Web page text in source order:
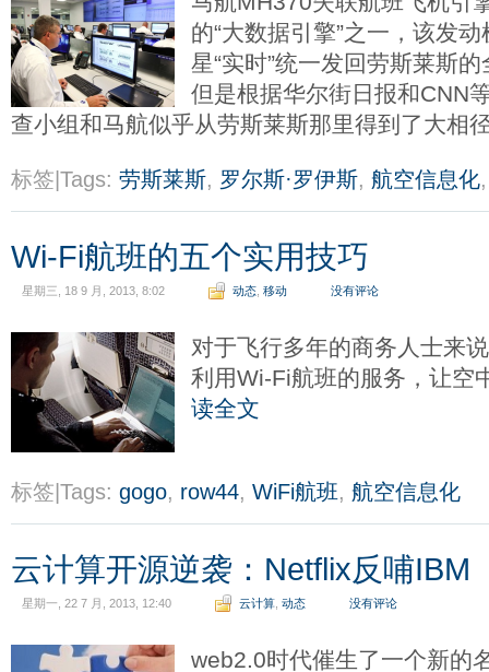
的“大数据引擎”之一，该发
星“实时”统一发回劳斯莱斯
但是根据华尔街日报和CNN
查小组和马航似乎从劳斯莱斯那里得到了大相
标签|Tags: 劳斯莱斯, 罗尔斯·罗伊斯, 航空信息化
Wi-Fi航班的五个实用技巧
星期三, 18 9 月, 2013, 8:02 动态 移动 没有评论
对于飞行多年的商务人士来
利用Wi-Fi航班的服务，让空
读全文
标签|Tags: gogo, row44, WiFi航班, 航空信息化
云计算开源逆袭：Netflix反哺IBM
星期一, 22 7 月, 2013, 12:40 云计算 动态 没有评论
web2.0时代催生了一个新的